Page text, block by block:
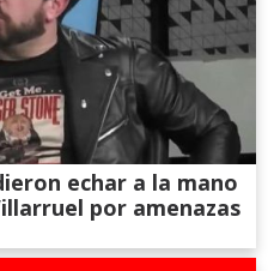
echar a la mano
por amenazas